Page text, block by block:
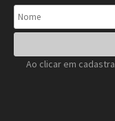
Ao clicar em